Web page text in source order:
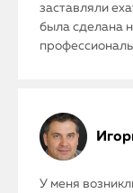
заставляли
была сделана
У меня